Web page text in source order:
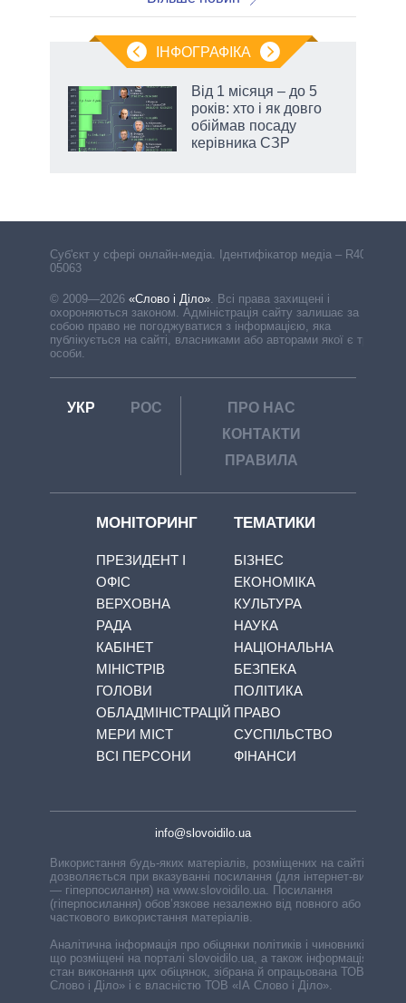
ІНФОГРАФІКА
Від 1 місяця – до 5
років: хто і як довго
обіймав посаду
керівника СЗР
Cуб'єкт у сфері онлайн-медіа. Ідентифікатор медіа – R40-
05063
© 2009—2026 «Слово і Діло». Всі права захищені і
охороняються законом. Адміністрація сайту залишає за
собою право не погоджуватися з інформацією, яка
публікується на сайті, власниками або авторами якої є треті
особи.
УКР РОС
ПРО НАС
КОНТАКТИ
ПРАВИЛА
МОНІТОРИНГ
ПРЕЗИДЕНТ І
ОФІС
ВЕРХОВНА
РАДА
КАБІНЕТ
МІНІСТРІВ
ГОЛОВИ
ОБЛАДМІНІСТРАЦІЙ
МЕРИ МІСТ
ВСІ ПЕРСОНИ
ТЕМАТИКИ
БІЗНЕС
ЕКОНОМІКА
КУЛЬТУРА
НАУКА
НАЦІОНАЛЬНА
БЕЗПЕКА
ПОЛІТИКА
ПРАВО
СУСПІЛЬСТВО
ФІНАНСИ
info@slovoidilo.ua
Використання будь-яких матеріалів, розміщених на сайті,
дозволяється при вказуванні посилання (для інтернет-видань
— гіперпосилання) на www.slovoidilo.ua. Посилання
(гіперпосилання) обов’язкове незалежно від повного або
часткового використання матеріалів.
Аналітична інформація про обіцянки політиків і чиновників,
що розміщені на порталі slovoidilo.ua, а також інформація про
стан виконання цих обіцянок, зібрана й опрацьована ТОВ «ІА
Слово і Діло» і є власністю ТОВ «ІА Слово і Діло».